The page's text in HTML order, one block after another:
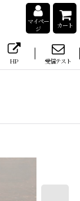
マイペー
ジ
カート
HP 受信テスト